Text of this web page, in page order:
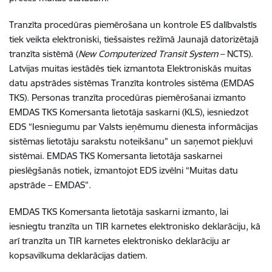
Tranzīta procedūras piemērošana un kontrole ES dalībvalstīs
tiek veikta elektroniski, tiešsaistes režīmā Jaunajā datorizētajā
tranzīta sistēmā (New Computerized Transit System– NCTS).
Latvijas muitas iestādēs tiek izmantota Elektroniskās muitas
datu apstrādes sistēmas Tranzīta kontroles sistēma (EMDAS
TKS). Personas tranzīta procedūras piemērošanai izmanto
EMDAS TKS Komersanta lietotāja saskarni (KLS), iesniedzot
EDS “Iesniegumu par Valsts ieņēmumu dienesta informācijas
sistēmas lietotāju sarakstu noteikšanu” un saņemot piekļuvi
sistēmai. EMDAS TKS Komersanta lietotāja saskarnei
pieslēgšanās notiek, izmantojot EDS izvēlni “Muitas datu
apstrāde – EMDAS”.
EMDAS TKS Komersanta lietotāja saskarni izmanto, lai
iesniegtu tranzīta un TIR karnetes elektronisko deklarāciju, kā
arī tranzīta un TIR karnetes elektronisko deklarāciju ar
kopsavilkuma deklarācijas datiem.